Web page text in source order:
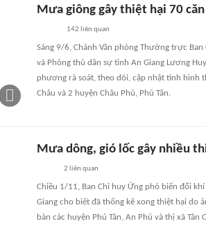
Mưa giông gây thiệt hại 70
142 liên quan
Sáng 9/6, Chánh Văn phòng Thường trực
và Phòng thủ dân sự tỉnh An Giang Lương
phương rà soát, theo dõi, cập nhật tình hình
Châu và 2 huyện Châu Phú, Phú Tân.
Mưa dông, gió lốc gây nhiều
2 liên quan
Chiều 1/11, Ban Chỉ huy Ứng phó biến đổi
Giang cho biết đã thống kê xong thiệt hại do
bàn các huyện Phú Tân, An Phú và thị xã Tân